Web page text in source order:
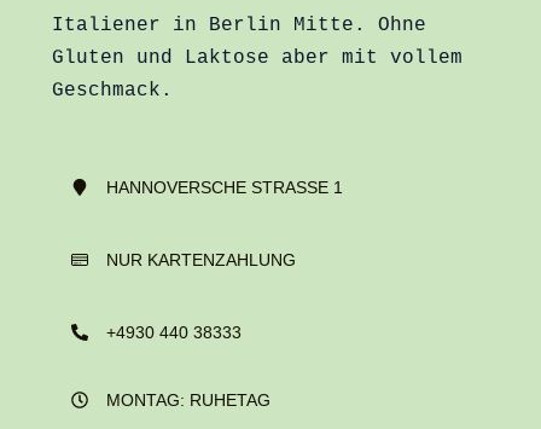
Italiener in Berlin Mitte. Ohne
Gluten und Laktose aber mit vollem
Geschmack.
HANNOVERSCHE STRASSE 1
NUR KARTENZAHLUNG
+4930 440 38333
MONTAG: RUHETAG